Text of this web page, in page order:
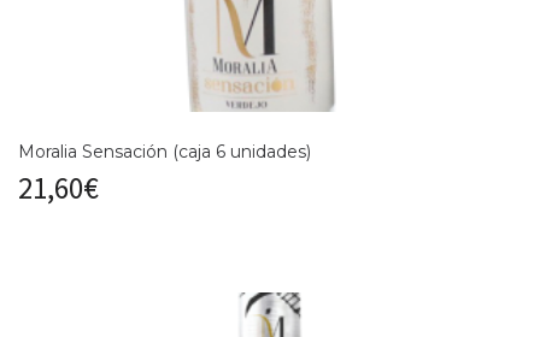
Moralia Sensación (caja 6 unidades)
21,60€